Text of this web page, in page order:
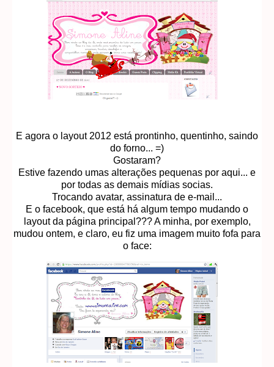
E agora o layout 2012 está prontinho, quentinho, saindo
do forno... =)
Gostaram?
Estive fazendo umas alterações pequenas por aqui... e
por todas as demais mídias socias.
Trocando avatar, assinatura de e-mail...
E o facebook, que está há algum tempo mudando o
layout da página principal??? A minha, por exemplo,
mudou ontem, e claro, eu fiz uma imagem muito fofa para
o face: